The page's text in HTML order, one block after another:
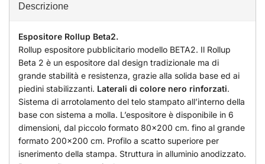
Descrizione
Espositore Rollup Beta2.
Rollup espositore pubblicitario modello BETA2. Il Rollup
Beta 2 è un espositore dal design tradizionale ma di
grande stabilità e resistenza, grazie alla solida base ed ai
piedini stabilizzanti. Laterali di colore nero rinforzati.
Sistema di arrotolamento del telo stampato all’interno della
base con sistema a molla. L’espositore è disponibile in 6
dimensioni, dal piccolo formato 80x200 cm. fino al grande
formato 200x200 cm. Profilo a scatto superiore per
isnerimento della stampa. Struttura in alluminio anodizzato.